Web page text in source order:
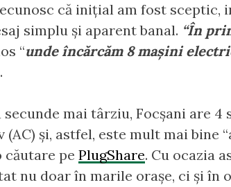
că inițial am fost sceptic,
simplu și aparent banal. “În
“unde încărcăm 8 mașini
secunde mai târziu, Focșani are
și, astfel, este mult mai bine
pe PlugShare. Cu ocazia
nu doar în marile orașe, ci și în